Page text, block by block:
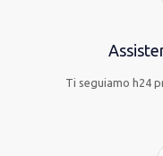
Ti seguiamo h24